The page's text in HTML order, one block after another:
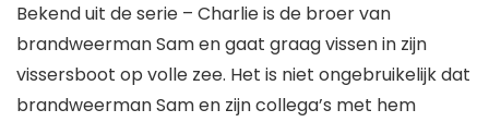
Bekend uit de serie – Charlie is de broer van
brandweerman Sam en gaat graag vissen in zijn
vissersboot op volle zee. Het is niet ongebruikelijk dat
brandweerman Sam en zijn collega’s met hem